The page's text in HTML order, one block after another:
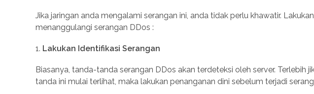
Jika jaringan anda mengalami serangan ini, anda tidak perlu khawatir.
menanggulangi serangan DDos :
Lakukan Identifikasi Serangan
Biasanya, tanda-tanda serangan DDos akan terdeteksi oleh server. Terlebih
tanda ini mulai terlihat, maka lakukan penanganan dini sebelum terjadi